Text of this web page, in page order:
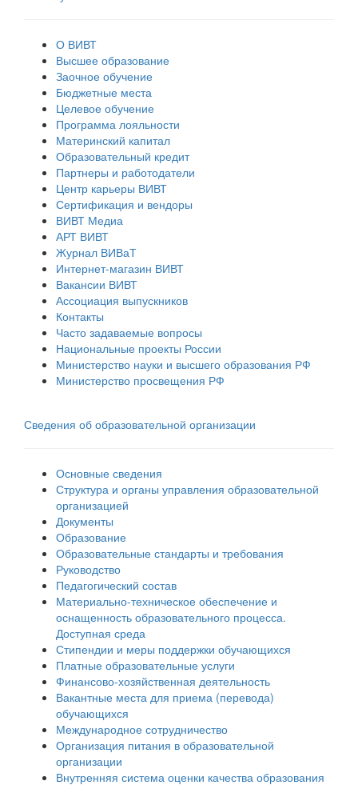
О ВИВТ
Высшее образование
Заочное обучение
Бюджетные места
Целевое обучение
Программа лояльности
Материнский капитал
Образовательный кредит
Партнеры и работодатели
Центр карьеры ВИВТ
Сертификация и вендоры
ВИВТ Медиа
АРТ ВИВТ
Журнал ВИВаТ
Интернет-магазин ВИВТ
Вакансии ВИВТ
Ассоциация выпускников
Контакты
Часто задаваемые вопросы
Национальные проекты России
Министерство науки и высшего образования РФ
Министерство просвещения РФ
Сведения об образовательной организации
Основные сведения
Структура и органы управления образовательной
организацией
Документы
Образование
Образовательные стандарты и требования
Руководство
Педагогический состав
Материально-техническое обеспечение и
оснащенность образовательного процесса.
Доступная среда
Стипендии и меры поддержки обучающихся
Платные образовательные услуги
Финансово-хозяйственная деятельность
Вакантные места для приема (перевода)
обучающихся
Международное сотрудничество
Организация питания в образовательной
организации
Внутренняя система оценки качества образования